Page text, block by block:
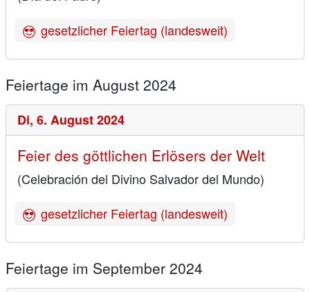
gesetzlicher Feiertag (landesweit)
Feiertage im August 2024
Di, 6. August 2024
Feier des göttlichen Erlösers der Welt
(Celebración del Divino Salvador del Mundo)
gesetzlicher Feiertag (landesweit)
Feiertage im September 2024